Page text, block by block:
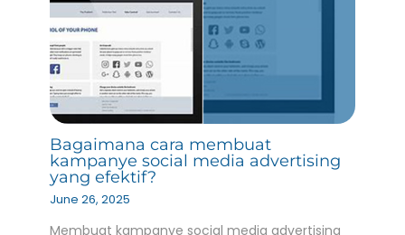
Bagaimana cara membuat
kampanye social media advertising
yang efektif?
June 26, 2025
Membuat kampanye social media advertising